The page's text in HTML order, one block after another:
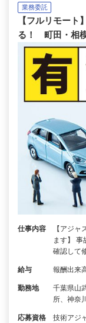
業務委託
【フルリモー
る！ 町田・相
仕事内容
【アジ
ます】 事
確認して
給与 報酬出来
勤務地
千葉県山
所、神奈
応募資格
技術アジ